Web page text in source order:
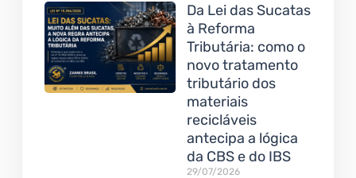
Da Lei das Sucatas
à Reforma
Tributária: como o
novo tratamento
tributário dos
materiais
recicláveis
antecipa a lógica
da CBS e do IBS
29/07/2026